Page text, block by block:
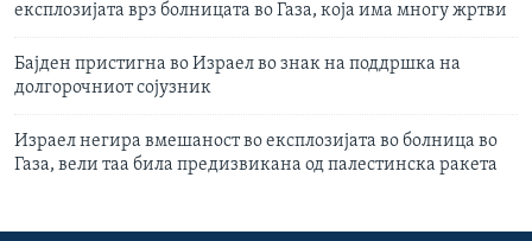
експлозијата врз болницата во Газа, која има многу жртви
Бајден пристигна во Израел во знак на поддршка на
долгорочниот сојузник
Израел негира вмешаност во експлозијата во болница во
Газа, вели таа била предизвикана од палестинска ракета